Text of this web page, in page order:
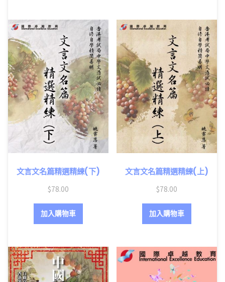
文言文名篇精選精練(下)
$78.00
加入購物車
文言文名篇精選精練(上)
$78.00
加入購物車